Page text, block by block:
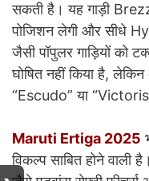
सकती है। यह गाड़ी
पोजिशन लेगी और सीधे
जैसी पॉपुलर गाड़ियों को
घोषित नहीं किया है,
“Escudo” या
Maruti Ertiga 2025
विकल्प साबित होने